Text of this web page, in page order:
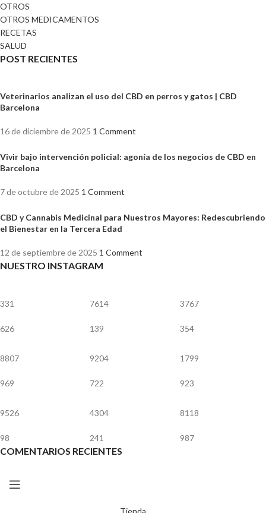
OTROS
OTROS MEDICAMENTOS
RECETAS
SALUD
POST RECIENTES
Veterinarios analizan el uso del CBD en perros y gatos | CBD
Barcelona
16 de diciembre de 2025 1 Comment
Vivir bajo intervención policial: agonía de los negocios de CBD en
Barcelona
7 de octubre de 2025 1 Comment
CBD y Cannabis Medicinal para Nuestros Mayores: Redescubriendo
el Bienestar en la Tercera Edad
12 de septiembre de 2025 1 Comment
NUESTRO INSTAGRAM
331
626
7614
139
3767
354
8807
969
9204
722
1799
923
9526
98
4304
241
8118
987
COMENTARIOS RECIENTES
Tienda